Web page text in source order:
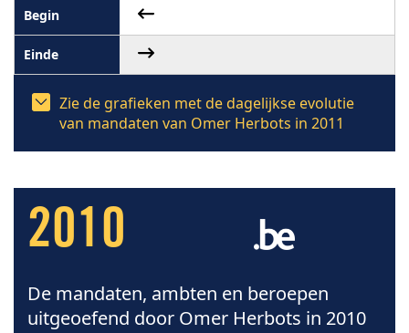
Zie de grafieken met de dagelijkse evolutie
van mandaten van Omer Herbots in 2011
2010
De mandaten, ambten en beroepen
uitgeoefend door Omer Herbots in 2010